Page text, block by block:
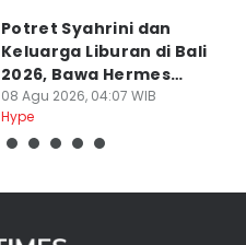
Potret Syahrini dan
Keluarga Liburan di Bali
2026, Bawa Hermes
Mantai
08 Agu 2026, 04:07 WIB
Hype